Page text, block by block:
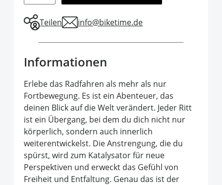
Teilen info@biketime.de
Informationen
Erlebe das Radfahren als mehr als nur
Fortbewegung. Es ist ein Abenteuer, das
deinen Blick auf die Welt verändert. Jeder Ritt
ist ein Übergang, bei dem du dich nicht nur
körperlich, sondern auch innerlich
weiterentwickelst. Die Anstrengung, die du
spürst, wird zum Katalysator für neue
Perspektiven und erweckt das Gefühl von
Freiheit und Entfaltung. Genau das ist der